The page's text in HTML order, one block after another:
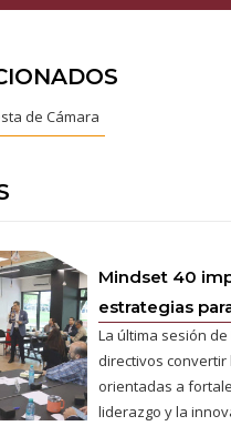
de Cámara
Mindset 40
estrategias
La última sesión
directivos
orientadas a
liderazgo y la